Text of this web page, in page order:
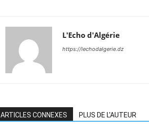
L'Echo d'Algérie
https://lechodalgerie.dz
ARTICLES CONNEXES PLUS DE L'AUTEUR